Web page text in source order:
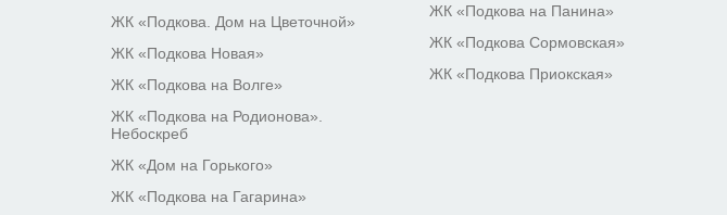
ЖК «Подкова. Дом на Цветочной»
ЖК «Подкова Новая»
ЖК «Подкова на Волге»
ЖК «Подкова на Родионова».
Небоскреб
ЖК «Дом на Горького»
ЖК «Подкова на Гагарина»
ЖК «Подкова на Панина»
ЖК «Подкова Сормовская»
ЖК «Подкова Приокская»